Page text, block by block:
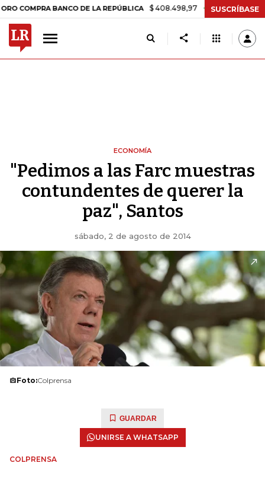
BANCO DE LA REPÚBLICA $ 408.498,97 +$ 8.753,81 +2,19%
SUSCRÍBASE
ECONOMÍA
"Pedimos a las Farc muestras
contundentes de querer la
paz", Santos
sábado, 2 de agosto de 2014
Foto:Colprensa
GUARDAR
UNIRSE A WHATSAPP
COLPRENSA